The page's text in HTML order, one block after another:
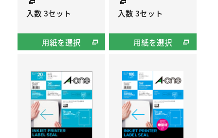
入数 3セット
用紙を選択
入数 3セット
用紙を選択